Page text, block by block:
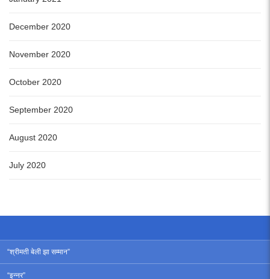
December 2020
November 2020
October 2020
September 2020
August 2020
July 2020
“श्रीमती बेली झा सम्मान”
“इन्नर”